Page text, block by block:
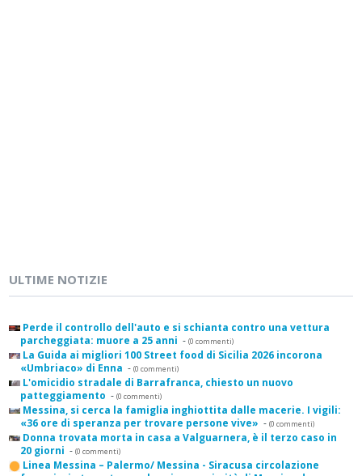
ULTIME NOTIZIE
Perde il controllo dell'auto e si schianta contro una vettura
parcheggiata: muore a 25 anni - (0 commenti)
La Guida ai migliori 100 Street food di Sicilia 2026 incorona
«Umbriaco» di Enna - (0 commenti)
L'omicidio stradale di Barrafranca, chiesto un nuovo
patteggiamento - (0 commenti)
Messina, si cerca la famiglia inghiottita dalle macerie. I vigili:
«36 ore di speranza per trovare persone vive» - (0 commenti)
Donna trovata morta in casa a Valguarnera, è il terzo caso in
20 giorni - (0 commenti)
Linea Messina – Palermo/ Messina - Siracusa circolazione